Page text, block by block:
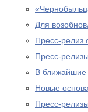
Для
Пресс-релиз
Пресс-
В ближайшие
Новые
Пресс-